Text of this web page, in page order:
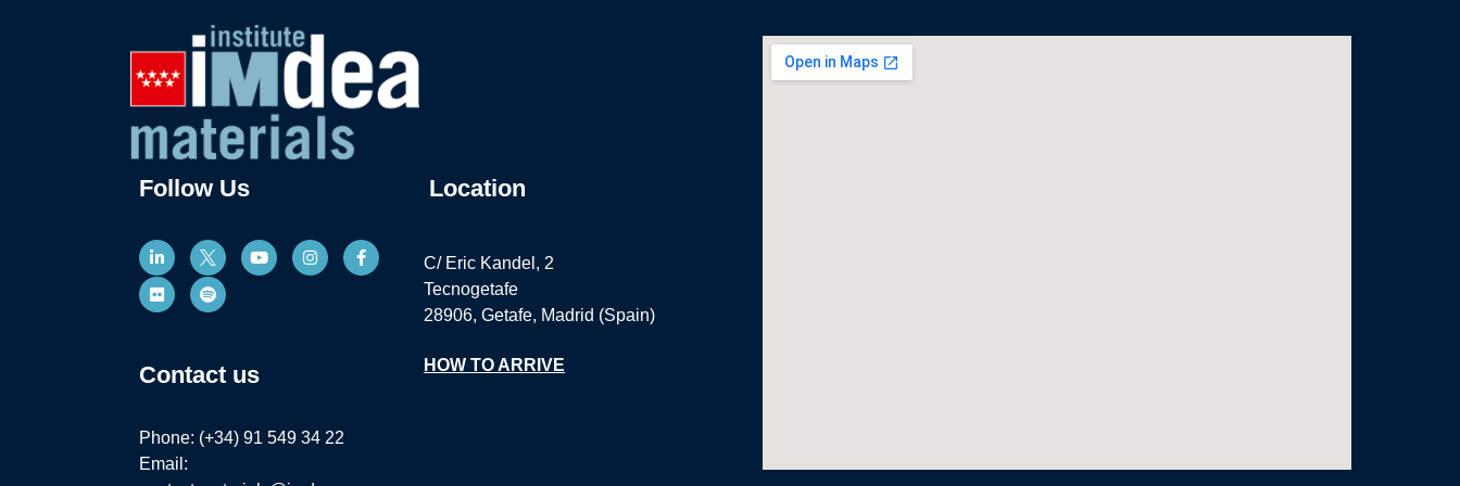
Follow Us
Contact us
Phone: (+34) 91 549 34 22
Email:
Location
C/ Eric Kandel, 2
Tecnogetafe
28906, Getafe, Madrid (Spain)
HOW TO ARRIVE